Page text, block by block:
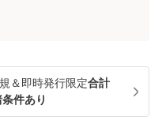
＆即時発行限定合計
件あり